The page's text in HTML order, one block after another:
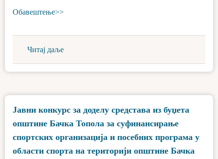
Обавештење>>
Читај даље
Јавни конкурс за доделу средстава из буџета
општине Бачка Топола за суфинансирање
спортских организација и посебних програма у
области спорта на територији општине Бачка